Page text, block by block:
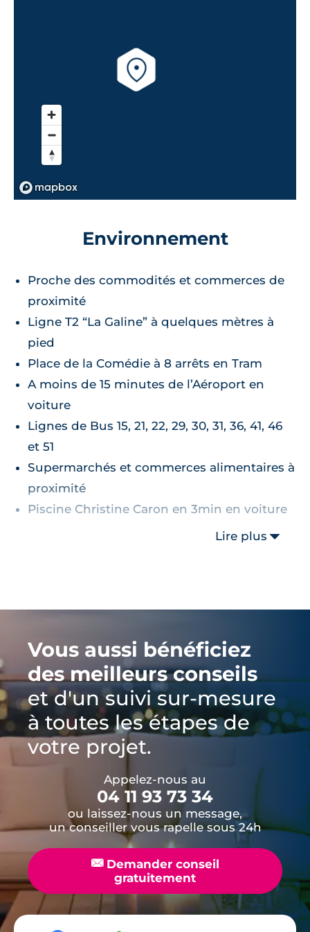
Environnement
Proche des commodités et commerces de
proximité
Ligne T2 “La Galine” à quelques mètres à
pied
Place de la Comédie à 8 arrêts en Tram
A moins de 15 minutes de l’Aéroport en
voiture
Lignes de Bus 15, 21, 22, 29, 30, 31, 36, 41, 46
et 51
Supermarchés et commerces alimentaires à
proximité
Piscine Christine Caron en 3min en voiture
Lire plus
Vous aussi bénéficiez
des meilleurs conseils
et d'un suivi sur-mesure
à toutes les étapes de
votre projet.
Appelez-nous au
04 11 93 73 34
ou laissez-nous un message,
un conseiller vous rapelle sous 24h
📧Demander conseil
gratuitement